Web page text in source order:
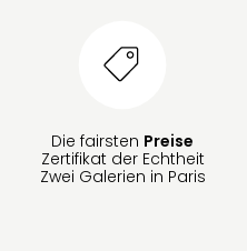
Die fairsten Preise
Zertifikat der Echtheit
Zwei Galerien in Paris